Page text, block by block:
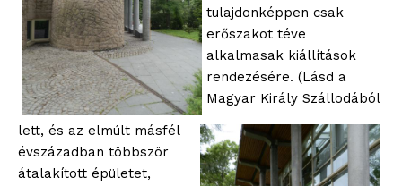
tulajdonképpen csak
erőszakot téve
alkalmasak kiállítások
rendezésére. (Lásd a
Magyar Király Szállodából
lett, és az elmúlt másfél
évszázadban többször
átalakított épületet,